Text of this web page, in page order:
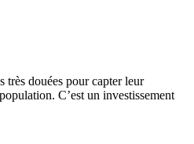
très douées pour capter leur
C’est un investissement